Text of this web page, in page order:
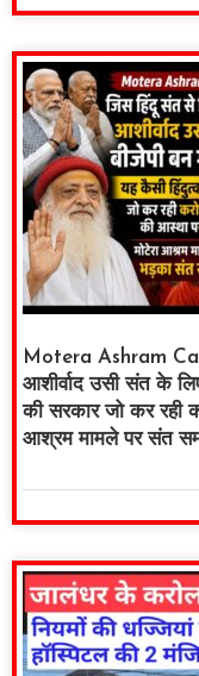
Motera Ashram
आशीर्वाद उसी संत के
की सरकार जो कर रही
आश्रम मामले पर संत